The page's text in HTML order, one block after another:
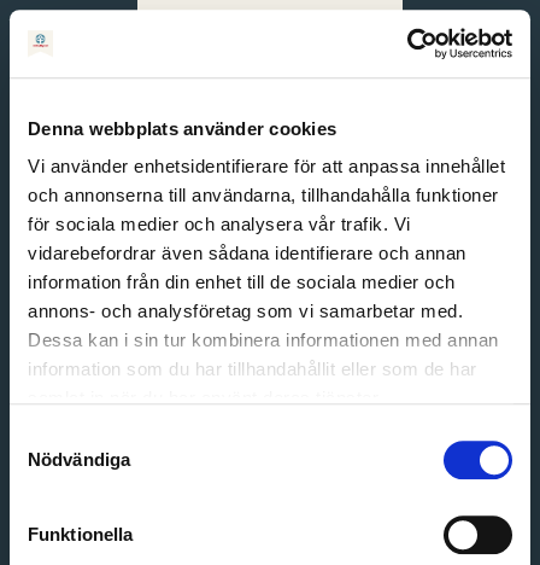
Denna webbplats använder cookies
Vi använder enhetsidentifierare för att anpassa innehållet
och annonserna till användarna, tillhandahålla funktioner
för sociala medier och analysera vår trafik. Vi
vidarebefordrar även sådana identifierare och annan
information från din enhet till de sociala medier och
annons- och analysföretag som vi samarbetar med.
Dessa kan i sin tur kombinera informationen med annan
information som du har tillhandahållit eller som de har
Nödvändiga
Funktionella
English
Svenska
Email address